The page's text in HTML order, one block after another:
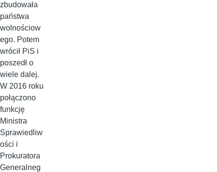
zbudowała
państwa
wolnościow
ego. Potem
wrócił PiS i
poszedł o
wiele dalej.
W 2016 roku
połączono
funkcję
Ministra
Sprawiedliw
ości i
Prokuratora
Generalneg